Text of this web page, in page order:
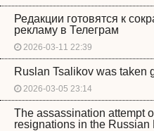
Редакции готовятся к
рекламу в Телеграм
2026-03-11 22:39
Ruslan Tsalikov was taken
2026-03-05 23:14
The assassination attempt
resignations in the Russian